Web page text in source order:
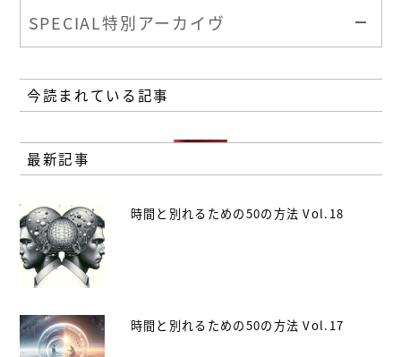
SPECIAL特別アーカイヴ
今読まれている記事
最新記事
時間と別れるための50の方法 Vol.18
時間と別れるための50の方法 Vol.17